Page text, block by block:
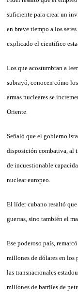
suficiente para crear un
en breve tiempo a los
explicado el científico
Los que acostumbran a
subrayó, conocen cómo
armas nucleares se
Oriente.
Señaló que el gobierno
disposición combativa, al
de incuestionable
nuclear europeo.
El líder cubano resaltó
guerras, sino también el
Ese poderoso país,
millones de dólares en los
las transnacionales
millones de barriles de